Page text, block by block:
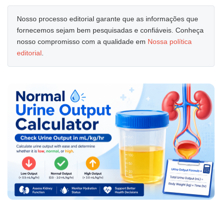
Nosso processo editorial garante que as informações que
fornecemos sejam bem pesquisadas e confiáveis. Conheça
nosso compromisso com a qualidade em Nossa política
editorial